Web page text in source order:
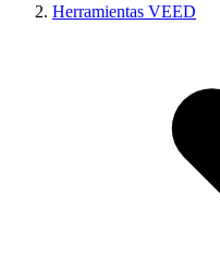
Herramientas VEED